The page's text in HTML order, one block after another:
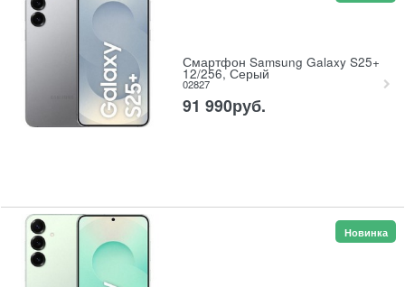
Смартфон Samsung Galaxy S25+
12/256, Серый
02827
91 990руб.
Новинка